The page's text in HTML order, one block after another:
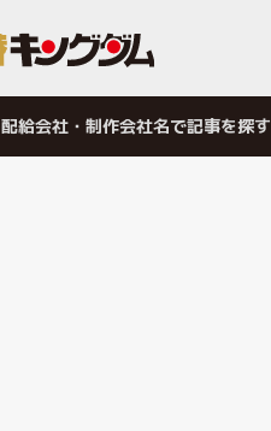
配給会社・制作会社名で記事を探す